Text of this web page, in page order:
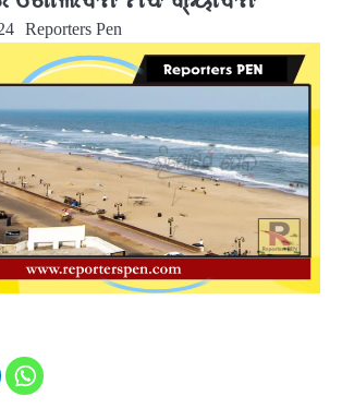
Reporters Pen